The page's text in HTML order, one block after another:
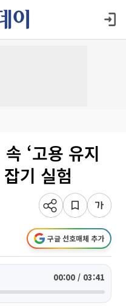
‘고용 유지
기 실험
구글 선호매체 추가
00:00 / 03:41